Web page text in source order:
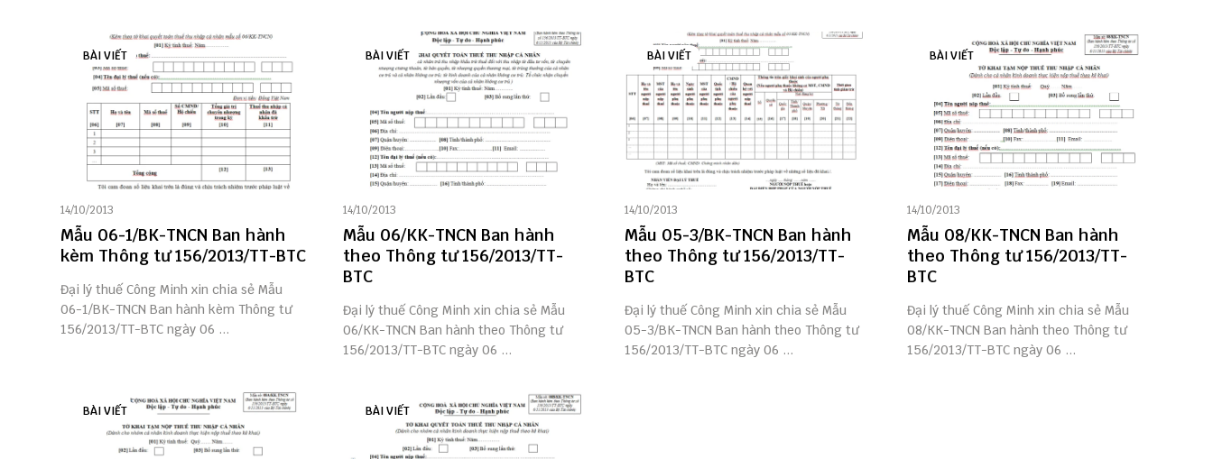
BÀI VIẾT
14/10/2013
Mẫu 06-1/BK-TNCN Ban hành
kèm Thông tư 156/2013/TT-BTC
Đại lý thuế Công Minh xin chia sẻ Mẫu
06-1/BK-TNCN Ban hành kèm Thông tư
156/2013/TT-BTC ngày 06 ...
BÀI VIẾT
14/10/2013
Mẫu 06/KK-TNCN Ban hành
theo Thông tư 156/2013/TT-
BTC
Đại lý thuế Công Minh xin chia sẻ Mẫu
06/KK-TNCN Ban hành theo Thông tư
156/2013/TT-BTC ngày 06 ...
BÀI VIẾT
14/10/2013
Mẫu 05-3/BK-TNCN Ban hành
theo Thông tư 156/2013/TT-
BTC
Đại lý thuế Công Minh xin chia sẻ Mẫu
05-3/BK-TNCN Ban hành theo Thông tư
156/2013/TT-BTC ngày 06 ...
BÀI VIẾT
14/10/2013
Mẫu 08/KK-TNCN Ban hành
theo Thông tư 156/2013/TT-
BTC
Đại lý thuế Công Minh xin chia sẻ Mẫu
08/KK-TNCN Ban hành theo Thông tư
156/2013/TT-BTC ngày 06 ...
BÀI VIẾT BÀI VIẾT